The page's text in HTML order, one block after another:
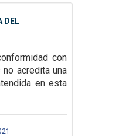
DEL
con
acredita una
en esta